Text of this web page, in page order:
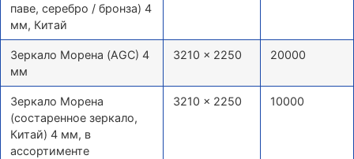
паве, серебро / бронза) 4
мм, Китай
Зеркало Морена (AGC) 4
мм
3210 × 2250 20000
Зеркало Морена
(состаренное зеркало,
Китай) 4 мм, в
ассортименте
3210 × 2250 10000